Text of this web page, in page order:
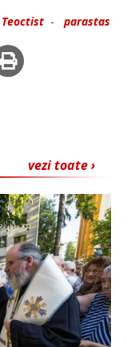
- parastas
vezi toate ›